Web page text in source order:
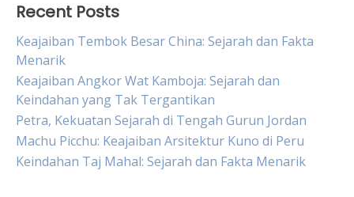
Recent Posts
Keajaiban Tembok Besar China: Sejarah dan Fakta
Menarik
Keajaiban Angkor Wat Kamboja: Sejarah dan
Keindahan yang Tak Tergantikan
Petra, Kekuatan Sejarah di Tengah Gurun Jordan
Machu Picchu: Keajaiban Arsitektur Kuno di Peru
Keindahan Taj Mahal: Sejarah dan Fakta Menarik